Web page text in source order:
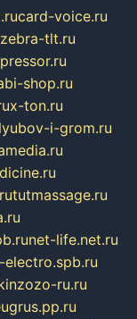
card-voice.ru
zebra-tlt.ru
shop.ru
x-ton.ru
i-grom.ru
tutmassage.ru
net-life.net.ru
electro.spb.ru
ru.ru